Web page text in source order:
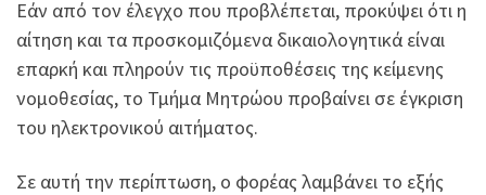
Εάν από τον έλεγχο που προβλέπεται, προκύψει ότι η
αίτηση και τα προσκομιζόμενα δικαιολογητικά είναι
επαρκή και πληρούν τις προϋποθέσεις της κείμενης
νομοθεσίας, το Τμήμα Μητρώου προβαίνει σε έγκριση
του ηλεκτρονικού αιτήματος.
Σε αυτή την περίπτωση, ο φορέας λαμβάνει το εξής